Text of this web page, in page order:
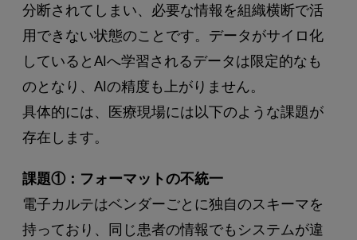
分断されてしまい、必要な情報を組織横断で活
用できない状態のことです。データがサイロ化
しているとAIへ学習されるデータは限定的なも
のとなり、AIの精度も上がりません。
具体的には、医療現場には以下のような課題が
存在します。
課題①：フォーマットの不統一
電子カルテはベンダーごとに独自のスキーマを
持っており、同じ患者の情報でもシステムが違